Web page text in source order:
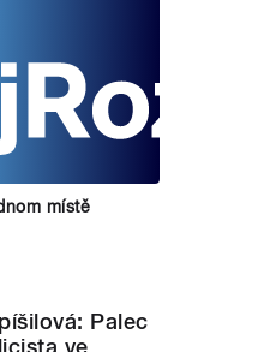
místě
Palec
ve